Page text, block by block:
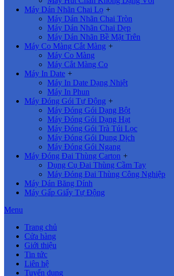
Máy Dán Nhãn Chai Lọ +
Máy Dán Nhãn Chai Tròn
Máy Dán Nhãn Chai Dẹp
Máy Dán Nhãn Bề Mặt Trên
Máy Co Màng Cắt Màng +
Máy Co Màng
Máy Cắt Màng Co
Máy In Date +
Máy In Date Dạng Nhiệt
Máy In Phun
Máy Đóng Gói Tự Động +
Máy Đóng Gói Dạng Bột
Máy Đóng Gói Dạng Hạt
Máy Đóng Gói Trà Túi Lọc
Máy Đóng Gói Dung Dịch
Máy Đóng Gói Ngang
Máy Đóng Đai Thùng Carton +
Dụng Cụ Đai Thùng Cầm Tay
Máy Đóng Đai Thùng Công Nghiệp
Máy Dán Băng Dính
Máy Gấp Giấy Tự Động
Menu
Trang chủ
Cửa hàng
Giới thiệu
Tin tức
Liên hệ
Tuyển dụng